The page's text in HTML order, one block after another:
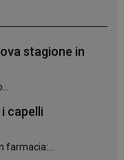
stagione in
capelli